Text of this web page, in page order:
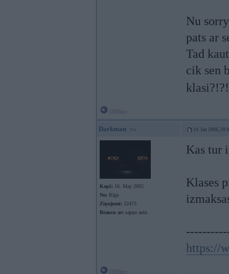
Nu
pats ar
Tad
cik sen
Darkman 24. Jan 2006,
Kopš: 16. May 2002
No: Rīga
Ziņojumi: 32475
Braucu ar: sapņu auto
Kas tur
Klases
https://